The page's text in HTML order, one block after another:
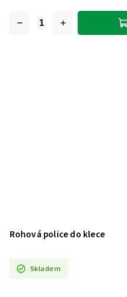
Rohová police do klece
Skladem